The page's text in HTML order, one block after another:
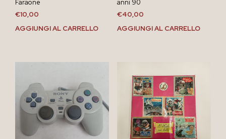
Faraone
€10,00
AGGIUNGI AL CARRELLO
anni 90
€40,00
AGGIUNGI AL CARRELLO